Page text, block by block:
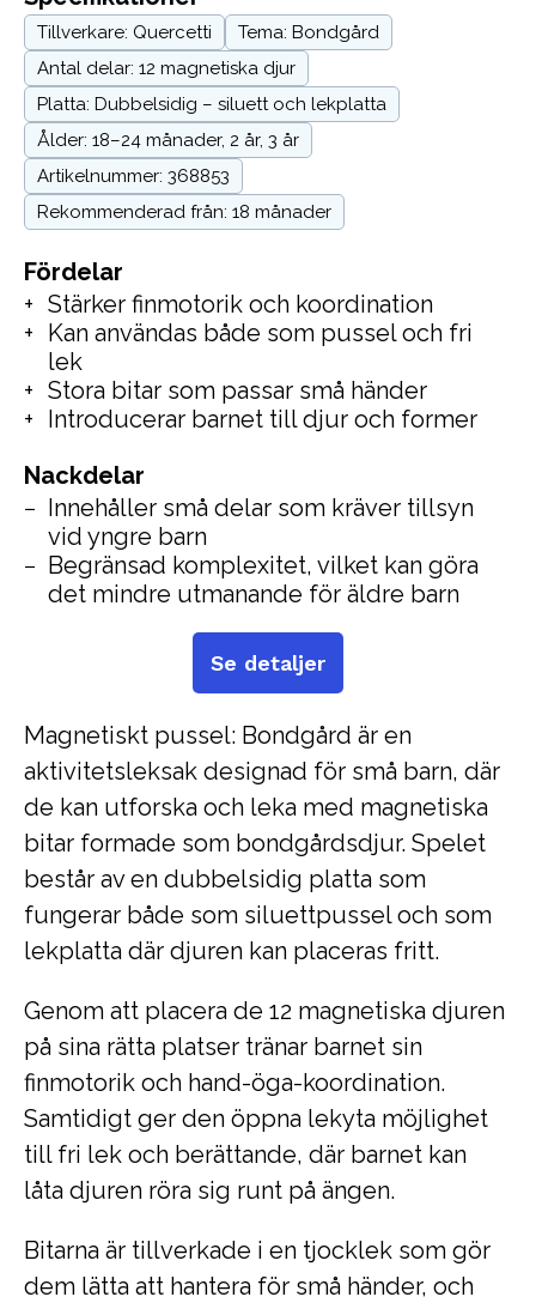
Magnetiskt pussel: Bondgård är en
aktivitetsleksak designad för små barn, där
de kan utforska och leka med magnetiska
bitar formade som bondgårdsdjur. Spelet
består av en dubbelsidig platta som
fungerar både som siluettpussel och som
lekplatta där djuren kan placeras fritt.
Genom att placera de 12 magnetiska djuren
på sina rätta platser tränar barnet sin
finmotorik och hand-öga-koordination.
Samtidigt ger den öppna lekyta möjlighet
till fri lek och berättande, där barnet kan
låta djuren röra sig runt på ängen.
Bitarna är tillverkade i en tjocklek som gör
dem lätta att hantera för små händer, och
Fördelar
Stärker finmotorik och koordination
Kan användas både som pussel och fri
lek
Stora bitar som passar små händer
Introducerar barnet till djur och former
Nackdelar
Innehåller små delar som kräver tillsyn
vid yngre barn
Begränsad komplexitet, vilket kan göra
det mindre utmanande för äldre barn
Tillverkare: Quercetti
Tema: Bondgård
Antal delar: 12 magnetiska djur
Platta: Dubbelsidig – siluett och lekplatta
Ålder: 18–24 månader, 2 år, 3 år
Artikelnummer: 368853
Rekommenderad från: 18 månader
Se detaljer